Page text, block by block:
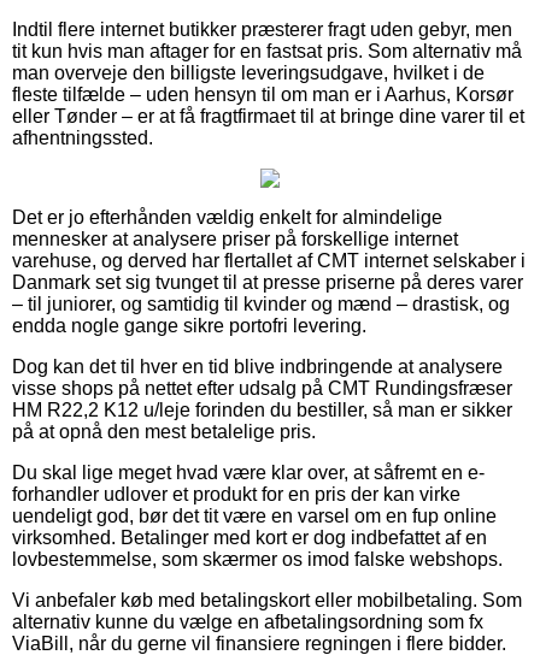
Indtil flere internet butikker præsterer fragt uden gebyr, men
tit kun hvis man aftager for en fastsat pris. Som alternativ må
man overveje den billigste leveringsudgave, hvilket i de
fleste tilfælde – uden hensyn til om man er i Aarhus, Korsør
eller Tønder – er at få fragtfirmaet til at bringe dine varer til et
afhentningssted.
Det er jo efterhånden vældig enkelt for almindelige
mennesker at analysere priser på forskellige internet
varehuse, og derved har flertallet af CMT internet selskaber i
Danmark set sig tvunget til at presse priserne på deres varer
– til juniorer, og samtidig til kvinder og mænd – drastisk, og
endda nogle gange sikre portofri levering.
Dog kan det til hver en tid blive indbringende at analysere
visse shops på nettet efter udsalg på CMT Rundingsfræser
HM R22,2 K12 u/leje forinden du bestiller, så man er sikker
på at opnå den mest betalelige pris.
Du skal lige meget hvad være klar over, at såfremt en e-
forhandler udlover et produkt for en pris der kan virke
uendeligt god, bør det tit være en varsel om en fup online
virksomhed. Betalinger med kort er dog indbefattet af en
lovbestemmelse, som skærmer os imod falske webshops.
Vi anbefaler køb med betalingskort eller mobilbetaling. Som
alternativ kunne du vælge en afbetalingsordning som fx
ViaBill, når du gerne vil finansiere regningen i flere bidder.